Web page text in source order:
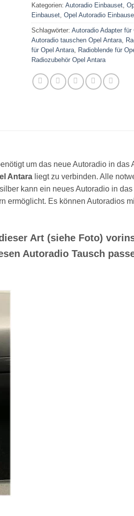
Kategorien: Autoradio Einbauset
Einbauset Opel Autoradio
Schlagwörter: Autoradio Adapter für
Autoradio tauschen Opel Antara
für Opel Antara Radioblende für
Radiozubehör Opel Antara
um das neue Autoradio in das
Antara liegt zu verbinden. Alle
kann ein neues Autoradio in
Es können Autoradios
Art (siehe Foto)
Autoradio Tausch